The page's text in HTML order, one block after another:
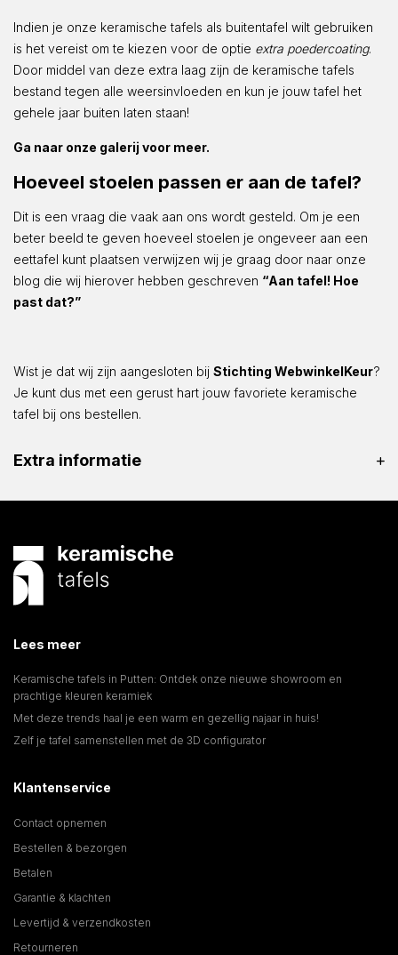
Indien je onze keramische tafels als buitentafel wilt gebruiken
is het vereist om te kiezen voor de optie extra poedercoating.
Door middel van deze extra laag zijn de keramische tafels
bestand tegen alle weersinvloeden en kun je jouw tafel het
gehele jaar buiten laten staan!
Ga naar onze galerij voor meer.
Hoeveel stoelen passen er aan de tafel?
Dit is een vraag die vaak aan ons wordt gesteld. Om je een
beter beeld te geven hoeveel stoelen je ongeveer aan een
eettafel kunt plaatsen verwijzen wij je graag door naar onze
blog die wij hierover hebben geschreven “Aan tafel! Hoe
past dat?”
Wist je dat wij zijn aangesloten bij Stichting WebwinkelKeur?
Je kunt dus met een gerust hart jouw favoriete keramische
tafel bij ons bestellen.
Extra informatie
Lees meer
Keramische tafels in Putten: Ontdek onze nieuwe showroom en
prachtige kleuren keramiek
Met deze trends haal je een warm en gezellig najaar in huis!
Zelf je tafel samenstellen met de 3D configurator
Klantenservice
Contact opnemen
Bestellen & bezorgen
Betalen
Garantie & klachten
Levertijd & verzendkosten
Retourneren